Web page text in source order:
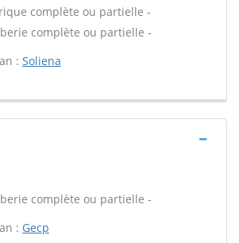
complète ou partielle -
complète ou partielle -
: Soliena
complète ou partielle -
: Gecp